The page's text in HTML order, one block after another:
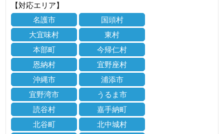
【対応エリア】
名護市
国頭村
大宜味村
東村
本部町
今帰仁村
恩納村
宜野座村
沖縄市
浦添市
宜野湾市
うるま市
読谷村
嘉手納町
北谷町
北中城村